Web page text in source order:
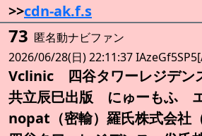
>>cdn-ak.f.s
73 匿名動ナビファン
2026/06/28(日) 22:11:37
Vclinic 四谷タワーレジデン
共立辰巳出版 にゅーもふ
nopat（密輸）羅氏株式会社